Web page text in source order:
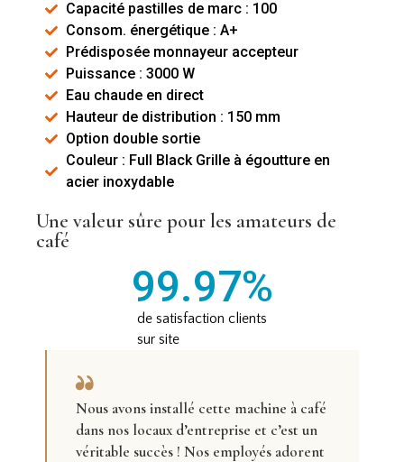
Capacité pastilles de marc : 100
Consom. énergétique : A+
Prédisposée monnayeur accepteur
Puissance : 3000 W
Eau chaude en direct
Hauteur de distribution : 150 mm
Option double sortie
Couleur : Full Black Grille à égoutture en
acier inoxydable
Une valeur sûre pour les amateurs de
café
de satisfaction clients
sur site
99.97%
Nous avons installé cette machine à café
dans nos locaux d’entreprise et c’est un
véritable succès ! Nos employés adorent